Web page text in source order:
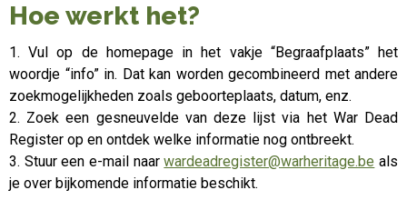
Hoe werkt het?
1. Vul op de homepage in het vakje “Begraafplaats” het
woordje “info” in. Dat kan worden gecombineerd met andere
zoekmogelijkheden zoals geboorteplaats, datum, enz.
2. Zoek een gesneuvelde van deze lijst via het War Dead
Register op en ontdek welke informatie nog ontbreekt.
3. Stuur een e-mail naarwardeadregister@warheritage.be als
je over bijkomende informatie beschikt.